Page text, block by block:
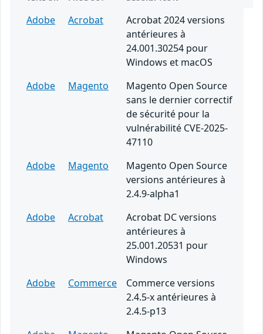
Adobe Acrobat
Acrobat 2024 versions
antérieures à
24.001.30254 pour
Windows et macOS
Adobe
Magento
Magento Open Source
sans le dernier correctif
de sécurité pour la
vulnérabilité CVE-2025-
47110
Adobe
Magento
Magento Open Source
versions antérieures à
2.4.9-alpha1
Adobe
Acrobat
Acrobat DC versions
antérieures à
25.001.20531 pour
Windows
Adobe
Commerce
Commerce versions
2.4.5-x antérieures à
2.4.5-p13